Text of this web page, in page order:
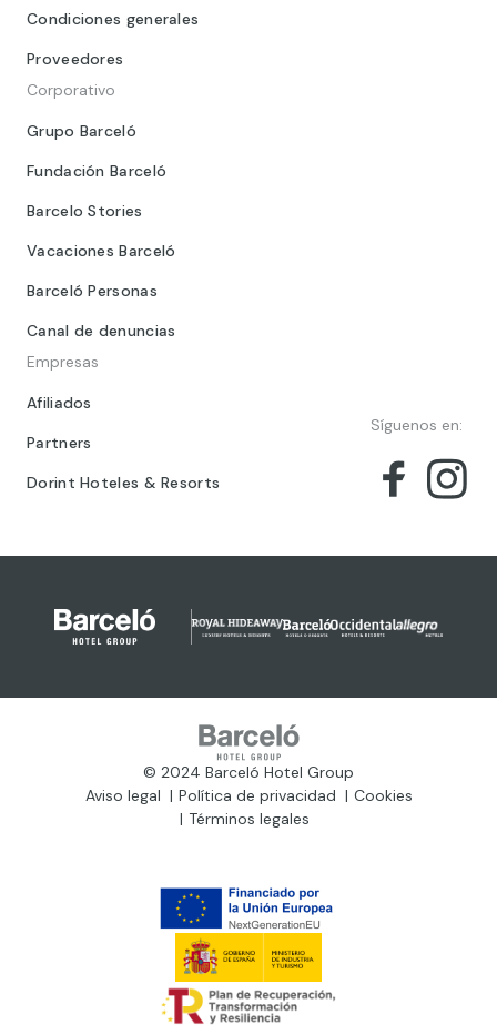
Condiciones generales
Proveedores
Corporativo
Grupo Barceló
Fundación Barceló
Barcelo Stories
Vacaciones Barceló
Barceló Personas
Canal de denuncias
Empresas
Afiliados
Partners
Dorint Hoteles & Resorts
Síguenos en:
© 2024 Barceló Hotel Group
Aviso legal
Política de privacidad
Cookies
Términos legales